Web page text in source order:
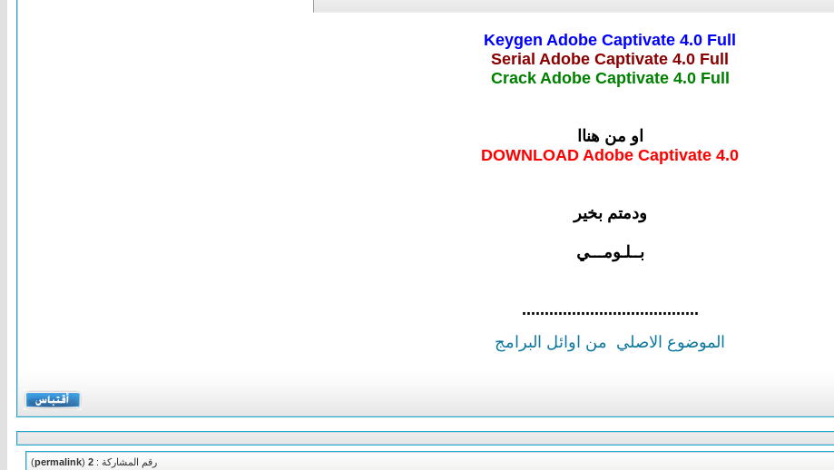
Keygen Adobe Captivate 4.0 Full
Serial Adobe Captivate 4.0 Full
Crack Adobe Captivate 4.0 Full
او من هناا
DOWNLOAD Adobe Captivate 4.0
ودمتم بخير
بــلـومـــي
.......................................
الموضوع الاصلي من اوائل البرامج
رقم المشاركة : 2
(
permalink
)